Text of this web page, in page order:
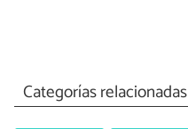
Categorías relacionadas